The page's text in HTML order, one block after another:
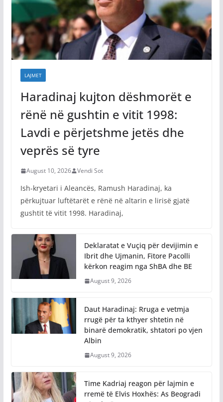
LAJMET
Haradinaj kujton dëshmorët e
rënë në gushtin e vitit 1998:
Lavdi e përjetshme jetës dhe
veprës së tyre
August 10, 2026 Vendi Sot
Ish-kryetari i Aleancës, Ramush Haradinaj, ka
përkujtuar luftëtarët e rënë në altarin e lirisë gjatë
gushtit të vitit 1998. Haradinaj,
Deklaratat e Vuçiq për devijimin e
Ibrit dhe Ujmanin, Fitore Pacolli
kërkon reagim nga ShBA dhe BE
August 9, 2026
Daut Haradinaj: Rruga e vetmja
rrugë për ta kthyer shtetin në
binarë demokratik, shtatori po vjen
Albin
August 9, 2026
Time Kadriaj reagon për lajmin e
rremë të Elvis Hoxhës: As Beogradi